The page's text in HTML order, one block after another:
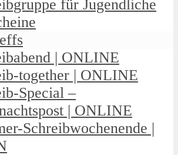
für Jugendliche
| ONLINE
together | ONLINE
Special –
| ONLINE
Schreibwochenende |